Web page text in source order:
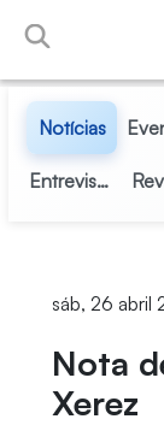
Pular para o
Notícias
Entrevistas
sáb, 26 abril
Nota
Xerez